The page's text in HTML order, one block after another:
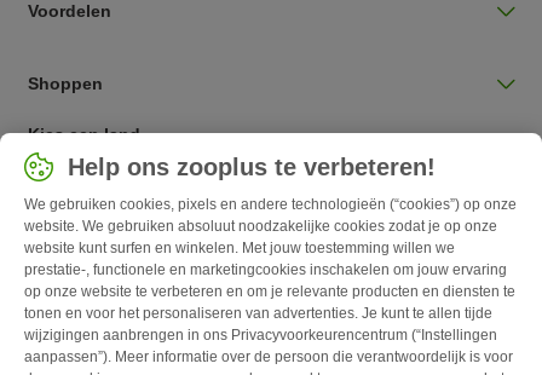
Voordelen
Shoppen
Kies een land
Nederlands / NL
Follow zooplus
Help ons zooplus te verbeteren!
We gebruiken cookies, pixels en andere technologieën (“cookies”) op onze
website. We gebruiken absoluut noodzakelijke cookies zodat je op onze
website kunt surfen en winkelen. Met jouw toestemming willen we
prestatie-, functionele en marketingcookies inschakelen om jouw ervaring
op onze website te verbeteren en om je relevante producten en diensten te
tonen en voor het personaliseren van advertenties. Je kunt te allen tijde
wijzigingen aanbrengen in ons Privacyvoorkeurencentrum (“Instellingen
aanpassen”). Meer informatie over de persoon die verantwoordelijk is voor